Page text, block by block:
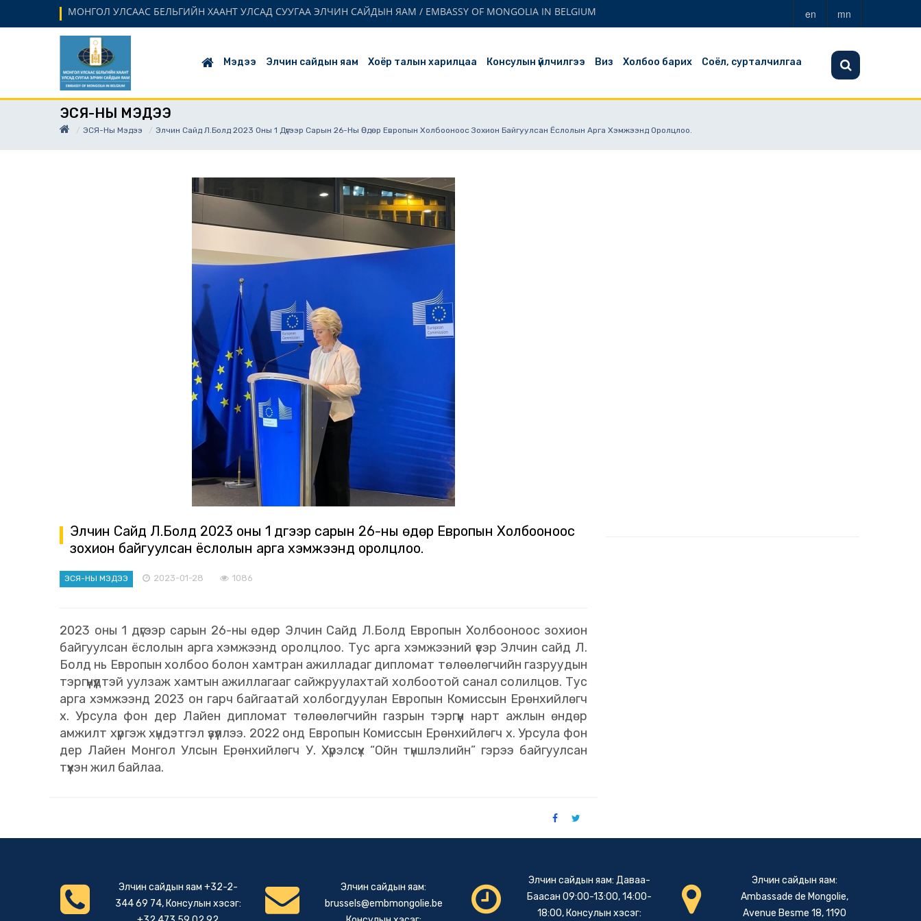
МОНГОЛ УЛСААС БЕЛЬГИЙН ХААНТ УЛСАД СУУГАА ЭЛЧИН САЙДЫН ЯАМ / EMBASSY OF MONGOLIA IN BELGIUM en mn
Мэдээ Элчин сайдын яам Хоёр талын харилцаа Консулын үйлчилгээ Виз Холбоо барих Соёл, сурталчилгаа
ЭСЯ-НЫ МЭДЭЭ
ЭСЯ-Ны Мэдээ Элчин Сайд Л.Болд 2023 Оны 1 Дүгээр Сарын 26-Ны Өдөр Европын Холбооноос Зохион Байгуулсан Ёслолын Арга Хэмжээнд Оролцлоо.
Элчин Сайд Л.Болд 2023 оны 1 дүгээр сарын 26-ны өдөр Европын Холбооноос
зохион байгуулсан ёслолын арга хэмжээнд оролцлоо.
ЭСЯ-НЫ МЭДЭЭ 2023-01-28 1086
2023 оны 1 дүгээр сарын 26-ны өдөр Элчин Сайд Л.Болд Европын Холбооноос зохион
байгуулсан ёслолын арга хэмжээнд оролцлоо. Тус арга хэмжээний үеэр Элчин сайд Л.
Болд нь Европын холбоо болон хамтран ажилладаг дипломат төлөөлөгчийн газруудын
тэргүүнүүдтэй уулзаж хамтын ажиллагааг сайжруулахтай холбоотой санал солилцов. Тус
арга хэмжээнд 2023 он гарч байгаатай холбогдуулан Европын Комиссын Ерөнхийлөгч
х. Урсула фон дер Лайен дипломат төлөөлөгчийн газрын тэргүүн нарт ажлын өндөр
амжилт хүргэж хүндэтгэл үзүүллээ. 2022 онд Европын Комиссын Ерөнхийлөгч х. Урсула фон
дер Лайен Монгол Улсын Ерөнхийлөгч У. Хүрэлсүх “Ойн түншлэлийн” гэрээ байгуулсан
түүхэн жил байлаа.
Элчин сайдын яам +32-2-
344 69 74, Консулын хэсэг:
Элчин сайдын яам:
brussels@embmongolie.be
Элчин сайдын яам: Даваа-
Баасан 09:00-13:00, 14:00-
18:00, Консулын хэсэг:
Элчин сайдын яам:
Ambassade de Mongolie,
Avenue Besme 18, 1190